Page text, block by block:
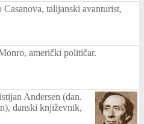
Casanova, talijanski avanturist,
američki političar.
Andersen (dan.
danski književnik,